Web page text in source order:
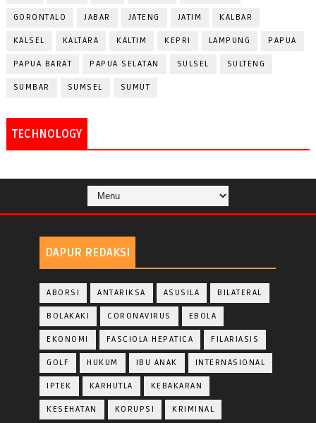
GORONTALO JABAR JATENG JATIM KALBAR
KALSEL KALTARA KALTIM KEPRI LAMPUNG PAPUA
PAPUA BARAT PAPUA SELATAN SULSEL SULTENG
SUMBAR SUMSEL SUMUT
TECHNOLOGY
DAPUR REDAKSI
ABORSI ANTARIKSA ASUSILA BILATERAL
BOLAKAKI CORONAVIRUS EBOLA
EKONOMI FASCIOLA HEPATICA FILARIASIS
GOLF HUKUM IBU ANAK INTERNASIONAL
IPTEK KARHUTLA KEBAKARAN
KESEHATAN KORUPSI KRIMINAL